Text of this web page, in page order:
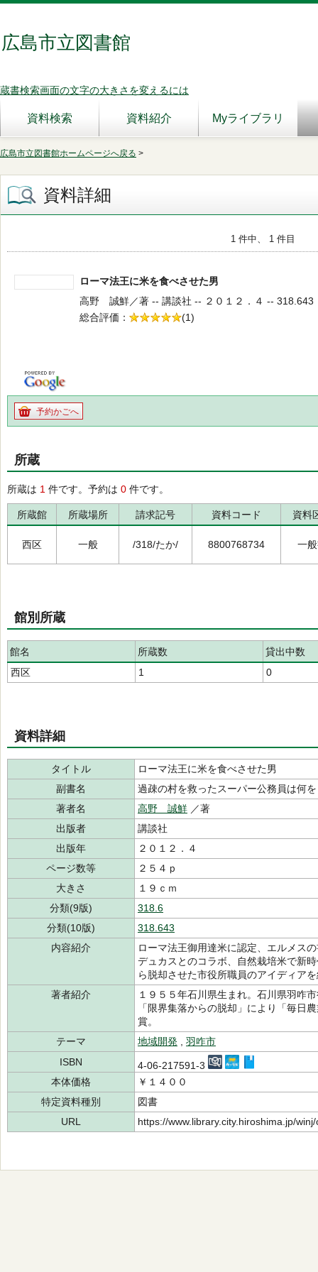
広島市立図書館
蔵書検索画面の文字の大きさを変えるには
資料検索 資料紹介 Myライブラリ
広島市立図書館ホームページへ戻る >
資料詳細
1 件中、 1 件目
ローマ法王に米を食べさせた男
高野 誠鮮／著 -- 講談社 -- ２０１２．４ -- 318.643
総合評価
5段階評価
(1)
予約かごへ
所蔵
所蔵は 1 件です。予約は 0 件です。
所蔵館 所蔵場所 請求記号 資料コード 資料
西区 一般 /318/たか/ 8800768734 一
館別所蔵
館名 所蔵数
貸出中数
西区
1 0
資料詳細
タイトル
ローマ法王に米を食べさせた男
副書名
過疎の村を救ったスーパー公務員は何
著者名
高野 誠鮮 ／著
出版者
講談社
出版年
２０１２．４
ページ数等
２５４ｐ
大きさ
１９ｃｍ
分類(9版)
318.6
分類(10版)
318.643
内容紹介
ローマ法王御用達米に認定、エルメス
デュカスとのコラボ、自然栽培米で新
ら脱却させた市役所職員のアイディア
著者紹介
１９５５年石川県生まれ。石川県羽咋
「限界集落からの脱却」により「毎日
賞。
テーマ
地域開発
羽咋市
ISBN
4-06-217591-3
本体価格
￥１４００
特定資料種別
図書
URL
https://www.library.city.hiroshima.jp/